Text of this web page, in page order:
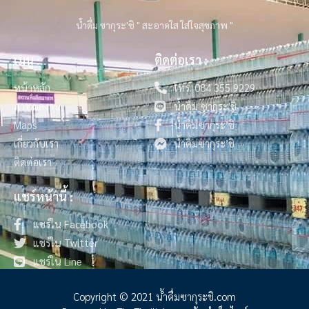
น้ำดื่ม ซากุระ'ชิ " สะอาดใส ใส่ใจสุขภาพ "
เมนู :
หน้าหลัก
ภาพผลงาน
Maps
เกี่ยวกับเรา
ติดต่อเรา
ติดต่อเรา :
โทร. 084 355 9229
น้ำดื่ม ซากุระ'ชิ
น้ำดื่มซากุระ’ชิ
น้ำดื่มซากุระ’ชิ
แชร์หน้านี้ :
แชร์ใน Facebook
แชร์ใน Twitter
แชร์ใน Line
Copyright © 2021 น้ําดื่มซากุระชิ.com